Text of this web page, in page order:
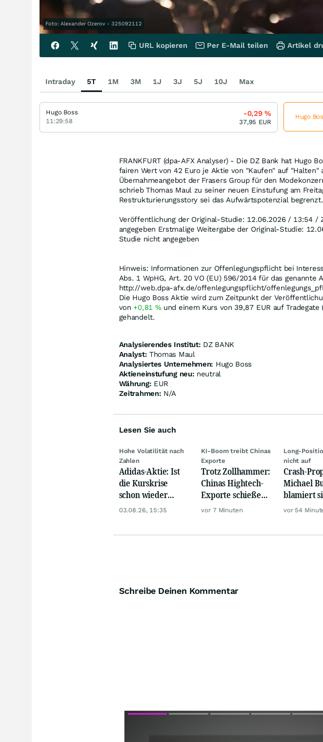
Foto: Alexander Ozerov - 325092112
FRANKFURT (dpa-AFX Analyser) - Die DZ Bank hat Hugo
fairen Wert von 42 Euro je Aktie von "Kaufen" auf "Halten"
Übernahmeangebot der Frasers Group für den
schrieb Thomas Maul zu seiner neuen Einstufung am
Restrukturierungsstory sei das Aufwärtspotenzial
Veröffentlichung der Original-Studie: 12.06.2026 / 13:54 /
angegeben Erstmalige Weitergabe der Original-Studie:
Studie nicht angegeben
Hinweis: Informationen zur Offenlegungspflicht bei
Abs. 1 WpHG, Art. 20 VO (EU) 596/2014 für das genannte
http://web.dpa-afx.de/offenlegungspflicht/
Die Hugo Boss Aktie wird zum Zeitpunkt der
von +0,81 %und einem Kurs von 39,87 EUR auf
gehandelt.
Analysierendes Institut: DZ BANK
Analyst: Thomas Maul
Analysiertes Unternehmen: Hugo Boss
Aktieneinstufung neu: neutral
Währung: EUR
Zeitrahmen: N/A
Lesen Sie auch
Hohe Volatilität nach
Zahlen
Adidas-Aktie: Ist
die Kurskrise
schon wieder
abgehakt?
03.08.26, 15:35
KI-Boom treibt Chinas
Exporte
Trotz Zollhammer:
Chinas Hightech-
Exporte schießen
weiter nach oben
vor 7 Minuten
Long-
nicht auf
Crash-
Michael
blamiert
Diese
vor 54
Schreibe Deinen Kommentar
URL kopieren Per E-Mail teilen Artikel
Intraday 5T 1M 3M 1J 3J 5J 10J Max
Hugo Boss
11:29:58
-0,29%
37,95 EUR
Hugo